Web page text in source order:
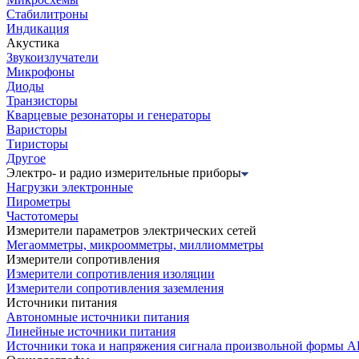
Стабилитроны
Индикация
Акустика
Звукоизлучатели
Микрофоны
Диоды
Транзисторы
Кварцевые резонаторы и генераторы
Варисторы
Тиристоры
Другое
Электро- и радио измерительные приборы
Нагрузки электронные
Пирометры
Частотомеры
Измерители параметров электрических сетей
Мегаомметры, микроомметры, миллиомметры
Измерители сопротивления
Измерители сопротивления изоляции
Измерители сопротивления заземления
Источники питания
Автономные источники питания
Линейные источники питания
Источники тока и напряжения сигнала произвольной формы